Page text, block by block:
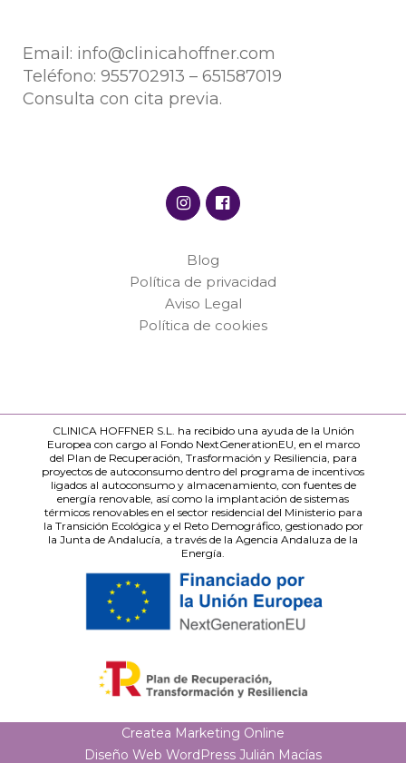
Email: info@clinicahoffner.com
Teléfono: 955702913 – 651587019
Consulta con cita previa.
Blog
Política de privacidad
Aviso Legal
Política de cookies
CLINICA HOFFNER S.L. ha recibido una ayuda de la Unión
Europea con cargo al Fondo NextGenerationEU, en el marco
del Plan de Recuperación, Trasformación y Resiliencia, para
proyectos de autoconsumo dentro del programa de incentivos
ligados al autoconsumo y almacenamiento, con fuentes de
energía renovable, así como la implantación de sistemas
térmicos renovables en el sector residencial del Ministerio para
la Transición Ecológica y el Reto Demográfico, gestionado por
la Junta de Andalucía, a través de la Agencia Andaluza de la
Energía.
Createa Marketing Online
Diseño Web WordPress Julián Macías